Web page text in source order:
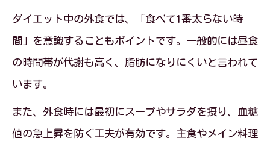
ダイエット中の外食では、「食べて1番太らない時
間」を意識することもポイントです。一般的には昼食
の時間帯が代謝も高く、脂肪になりにくいと言われて
います。
また、外食時には最初にスープやサラダを摂り、血糖
値の急上昇を防ぐ工夫が有効です。主食やメイン料理